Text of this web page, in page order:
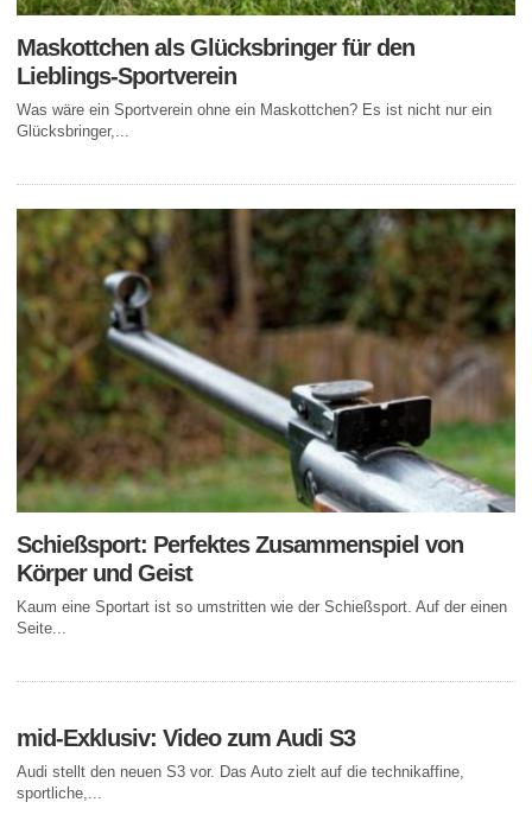
Maskottchen als Glücksbringer für den
Lieblings-Sportverein
Was wäre ein Sportverein ohne ein Maskottchen? Es ist nicht nur ein
Glücksbringer,...
Schießsport: Perfektes Zusammenspiel von
Körper und Geist
Kaum eine Sportart ist so umstritten wie der Schießsport. Auf der einen
Seite...
mid-Exklusiv: Video zum Audi S3
Audi stellt den neuen S3 vor. Das Auto zielt auf die technikaffine,
sportliche,...